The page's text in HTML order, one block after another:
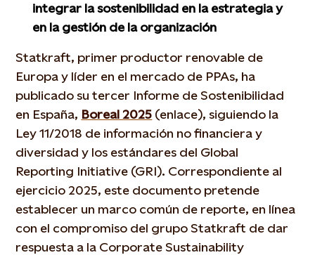
integrar la sostenibilidad en la estrategia y
en la gestión de la organización
Statkraft, primer productor renovable de
Europa y líder en el mercado de PPAs, ha
publicado su tercer Informe de Sostenibilidad
en España, Boreal 2025 (enlace), siguiendo la
Ley 11/2018 de información no financiera y
diversidad y los estándares del Global
Reporting Initiative (GRI). Correspondiente al
ejercicio 2025, este documento pretende
establecer un marco común de reporte, en línea
con el compromiso del grupo Statkraft de dar
respuesta a la Corporate Sustainability